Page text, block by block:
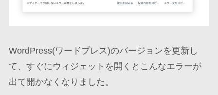
WordPress(ワードプレス)のバージョンを更新し
て、すぐにウィジェットを開くとこんなエラーが
出て開かなくなりました。